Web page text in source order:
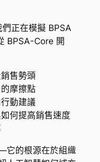
正在模擬 BPSA
BPSA-Core 開
售勢頭
摩擦點
動建議
何提高銷售速度
它的根源在於組織